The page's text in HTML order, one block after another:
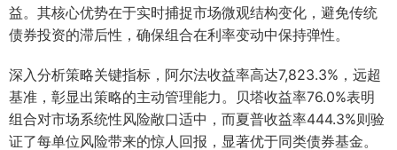
益。其核心优势在于实时捕捉市场微观结构变化，避免传统
债券投资的滞后性，确保组合在利率变动中保持弹性。
深入分析策略关键指标，阿尔法收益率高达7,823.3%，远超
基准，彰显出策略的主动管理能力。贝塔收益率76.0%表明
组合对市场系统性风险敞口适中，而夏普收益率444.3%则验
证了每单位风险带来的惊人回报，显著优于同类债券基金。